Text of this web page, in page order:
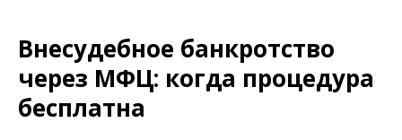
Внесудебное банкротство
через МФЦ: когда процедура
бесплатна